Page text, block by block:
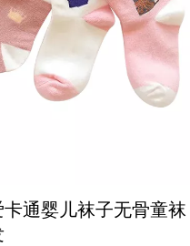
通婴儿袜子无骨童袜